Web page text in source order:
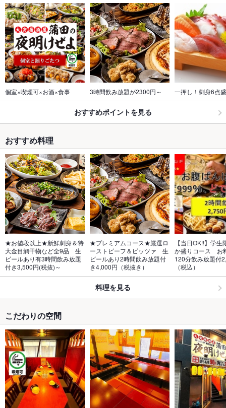
個室×喫煙可×お酒×食事 3時間飲み放題が2300円～ 一押し！刺身6点
おすすめポイントを見る
おすすめ料理
★お値段以上★新鮮刺身＆特
大金目鯛干物など全9品　生
ビールあり有3時間飲み放題
付き3,500円(税抜)～
★プレミアムコース★厳選ロ
ーストビーフ＆ピッツァ　生
ビールあり2時間飲み放題付
き4,000円（税抜き）
【当日OK!!】学
か盛りコース　お
120分飲み放題付
（税込）
料理を見る
こだわりの空間